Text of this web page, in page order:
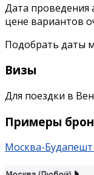
Дата
цене вариантов
Подобрать даты
Визы
Для поездки в
Примеры
Москва-Будапешт